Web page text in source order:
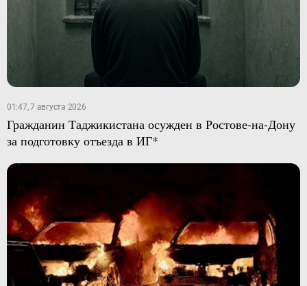
01:47, 7 августа 2026
Гражданин Таджикистана осужден в Ростове-на-Дону
за подготовку отъезда в ИГ*